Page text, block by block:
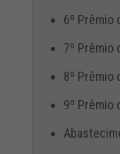
6º Prêmio
7º Prêmio
8º Prêmio
9º Prêmio